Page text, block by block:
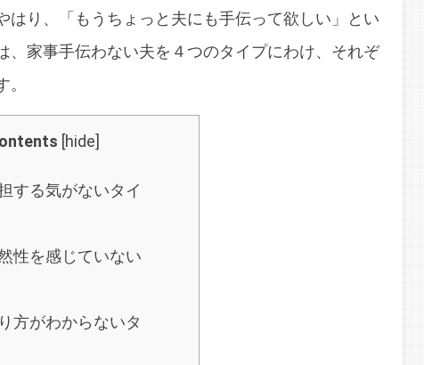
はり、「もうちょっと夫にも手伝って欲しい」とい
、家事手伝わない夫を４つのタイプにわけ、それぞ
[hide]
する気がないタイ
性を感じていない
方がわからないタ